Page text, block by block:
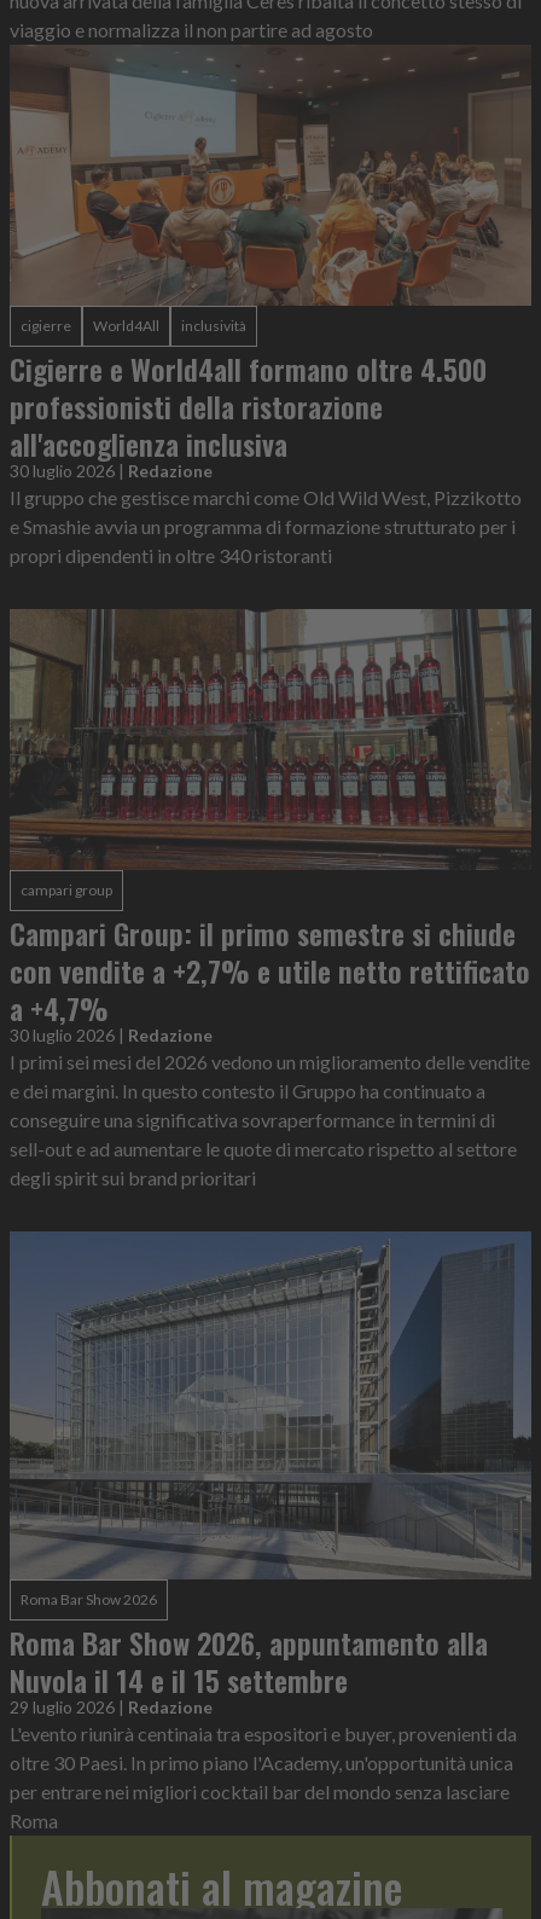
viaggio e normalizza il non partire ad agosto
cigierre World4All inclusività
Cigierre e World4all formano oltre 4.500
professionisti della ristorazione
all'accoglienza inclusiva
30 luglio 2026 | Redazione
Il gruppo che gestisce marchi come Old Wild West, Pizzikotto
e Smashie avvia un programma di formazione strutturato per i
propri dipendenti in oltre 340 ristoranti
campari group
Campari Group: il primo semestre si chiude
con vendite a +2,7% e utile netto rettificato
a +4,7%
30 luglio 2026 | Redazione
I primi sei mesi del 2026 vedono un miglioramento delle vendite
e dei margini. In questo contesto il Gruppo ha continuato a
conseguire una significativa sovraperformance in termini di
sell-out e ad aumentare le quote di mercato rispetto al settore
degli spirit sui brand prioritari
Roma Bar Show 2026
Roma Bar Show 2026, appuntamento alla
Nuvola il 14 e il 15 settembre
29 luglio 2026 | Redazione
L'evento riunirà centinaia tra espositori e buyer, provenienti da
oltre 30 Paesi. In primo piano l'Academy, un'opportunità unica
per entrare nei migliori cocktail bar del mondo senza lasciare
Roma
Abbonati al magazine